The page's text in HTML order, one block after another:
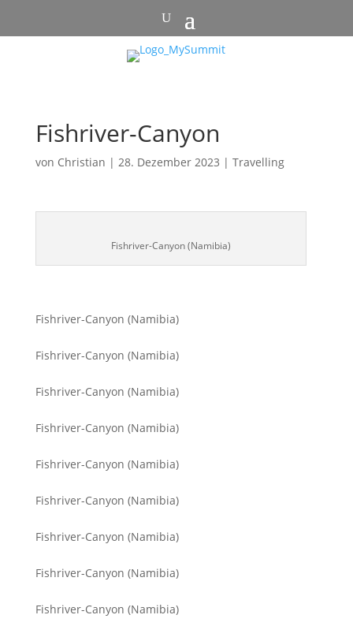
Fishriver-Canyon
von Christian | 28. Dezember 2023 | Travelling
Fishriver-Canyon (Namibia)
Fishriver-Canyon (Namibia)
Fishriver-Canyon (Namibia)
Fishriver-Canyon (Namibia)
Fishriver-Canyon (Namibia)
Fishriver-Canyon (Namibia)
Fishriver-Canyon (Namibia)
Fishriver-Canyon (Namibia)
Fishriver-Canyon (Namibia)
Fishriver-Canyon (Namibia)